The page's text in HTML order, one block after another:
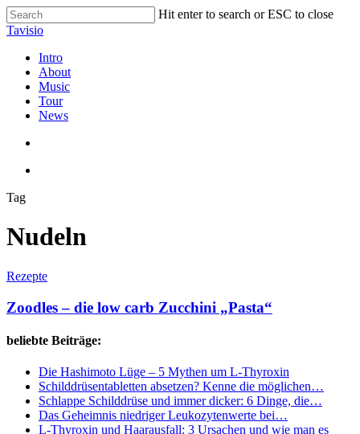
Skip
to
content
Hit enter to search or ESC to close
Close
Tavisio
search
Menu
Intro
About
Music
Tour
News
Tag
Nudeln
Zoodles
die
low
carb
Zucchini
Rezepte
Zoodles – die low carb Zucchini „Pasta“
beliebte Beiträge:
Die Hashimoto Lüge – 5 Mythen um L-Thyroxin
Schilddrüsentabletten absetzen? Kenne die möglichen…
Schlappe Schilddrüse und immer dicker: 6 Dinge, die…
Das Geheimnis niedriger Leukozytenwerte bei…
L-Thyroxin und Haarausfall: 3 Ursachen und wie man es